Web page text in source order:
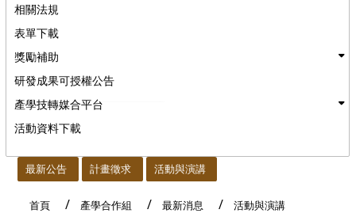
相關法規
表單下載
獎勵補助
研發成果可授權公告
產學技轉媒合平台
活動資料下載
最新公告 計畫徵求 活動與演講
首頁 產學合作組 最新消息 活動與演講